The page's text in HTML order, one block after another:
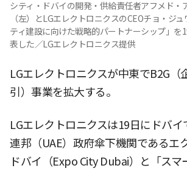
シティ・ドバイの開発・供給責任者アフメド・
（左）とLGエレクトロニクスのCEOチョ・ジ
ティ建設に向けた戦略的パートナーシップ」を
表した／LGエレクトロニクス提供
LGエレクトロニクスが中東でB2G（
引）事業を拡大する。
LGエレクトロニクスは19日にドバ
連邦（UAE）政府傘下機関であるエ
ドバイ（Expo City Dubai）と「スマ